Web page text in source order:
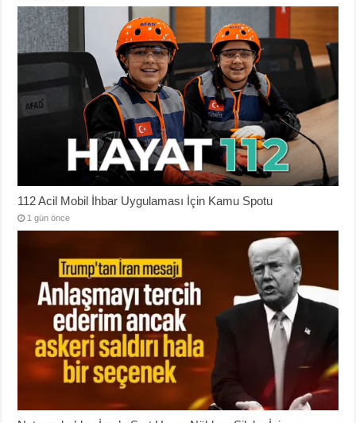
112 Acil Mobil İhbar Uygulaması İçin Kamu Spotu
1 gün önce